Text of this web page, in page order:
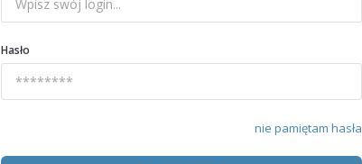
Hasło
nie pamiętam hasła